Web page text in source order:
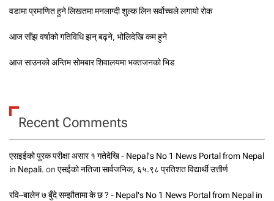
वडामा प्रमाणित हुने लिखतमा मनलाग्दी शुल्क लिन सर्वोच्चले लगायो रोक
आज साँझ वर्षाको गतिविधि झन् बढ्ने, भोलिदेखि कम हुने
आज साउनको अन्तिम सोमबार शिवालयमा भक्तजनको भिड
Recent Comments
एसइईको पुरक परीक्षा असार १ गतेदेखि - Nepal's No 1 News Portal from Nepal
in Nepali. on एसईको नतिजा सार्वजनिक, ६५.९८ प्रतिशत विद्यार्थी उत्तीर्ण
रवि–बालेन ७ बुँदे सम्झौतामा के छ ? - Nepal's No 1 News Portal from Nepal in